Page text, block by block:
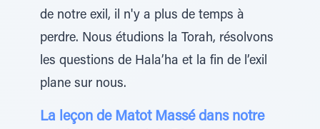
de notre exil, il n'y a plus de temps à
perdre. Nous étudions la Torah, résolvons
les questions de Hala’ha et la fin de l’exil
plane sur nous.
La leçon de Matot Massé dans notre